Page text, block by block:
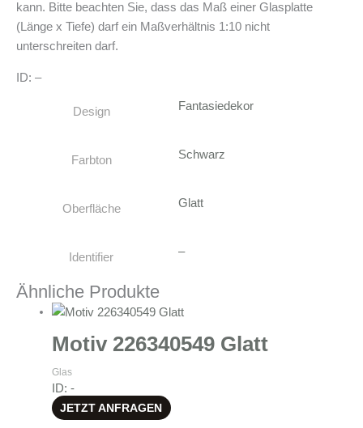
kann. Bitte beachten Sie, dass das Maß einer Glasplatte
(Länge x Tiefe) darf ein Maßverhältnis 1:10 nicht
unterschreiten darf.
ID: –
Design Fantasiedekor
Farbton Schwarz
Oberfläche Glatt
Identifier –
Ähnliche Produkte
Motiv 226340549 Glatt
Glas
ID: -
JETZT ANFRAGEN